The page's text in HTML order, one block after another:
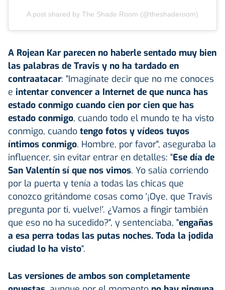
A post shared by The Shade Room (@theshaderoom)
A Rojean Kar parecen no haberle sentado muy bien
las palabras de Travis y no ha tardado en
contraatacar: "Imagínate decir que no me conoces
e intentar convencer a Internet de que nunca has
estado conmigo cuando cien por cien que has
estado conmigo, cuando todo el mundo te ha visto
conmigo, cuando tengo fotos y vídeos tuyos
íntimos conmigo. Hombre, por favor", aseguraba la
influencer, sin evitar entrar en detalles: "Ese día de
San Valentín sí que nos vimos. Yo salía corriendo
por la puerta y tenía a todas las chicas que
conozco gritándome cosas como '¡Oye, que Travis
pregunta por ti, vuelve!'. ¿Vamos a fingir también
que eso no ha sucedido?", y sentenciaba, "engañas
a esa perra todas las putas noches. Toda la jodida
ciudad lo ha visto".
Las versiones de ambos son completamente